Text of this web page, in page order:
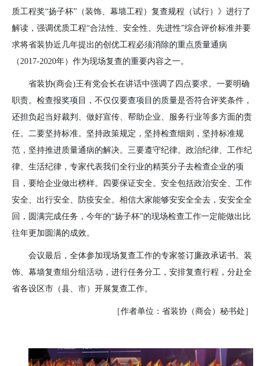
质工程奖“扬子杯”（装饰、幕墙工程）复查规程（试行）》进行了
解读，强调优质工程“合法性、安全性、先进性”综合评价标准并要
求将省装协近几年提出的创优工程必须消除的重点质量通病
（2017-2020年）作为现场复查的重要内容之一。
省装协(商会)王有党会长在讲话中强调了 四点要求。 一要明确
职责。 检查报奖项目，不仅仅要查项目的质量是否符合评奖条件，
还担负起当好裁判、做好宣传、帮助企业、服务行业等多方面的责
任。
二要坚持标准。坚持政策规定，坚持检查细则，坚持标准规
范，坚持推进质量通病的解决。 三要遵守纪律。 政治纪律、工作纪
律、生活纪律，专家代表我们全行业的精英分子去检查企业的项
目，要给企业做出榜样。 四要保证安全。 安全包括政治安全、工作
安全、出行安全、防疫安全。相信大家能够安安全全去，安安全全
回，圆满完成任务，今年的“扬子杯”的现场检查工作一定能做出比
往年更加圆满的成效。
会议最后，全体参加现场复查工作的专家签订廉政承诺书。装
饰、幕墙复查组分组活动，进行任务分工，安排复查行程，分赴全
省各设区市（县、市） 开展复查工作。
［作者单位：省装协（商会）秘书处］